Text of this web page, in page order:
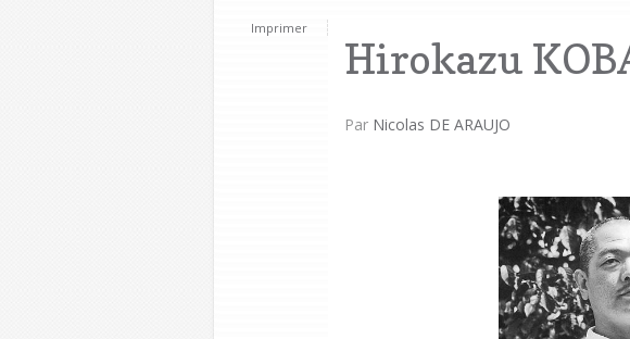
Imprimer
Hirokazu
Par Nicolas DE ARAUJO